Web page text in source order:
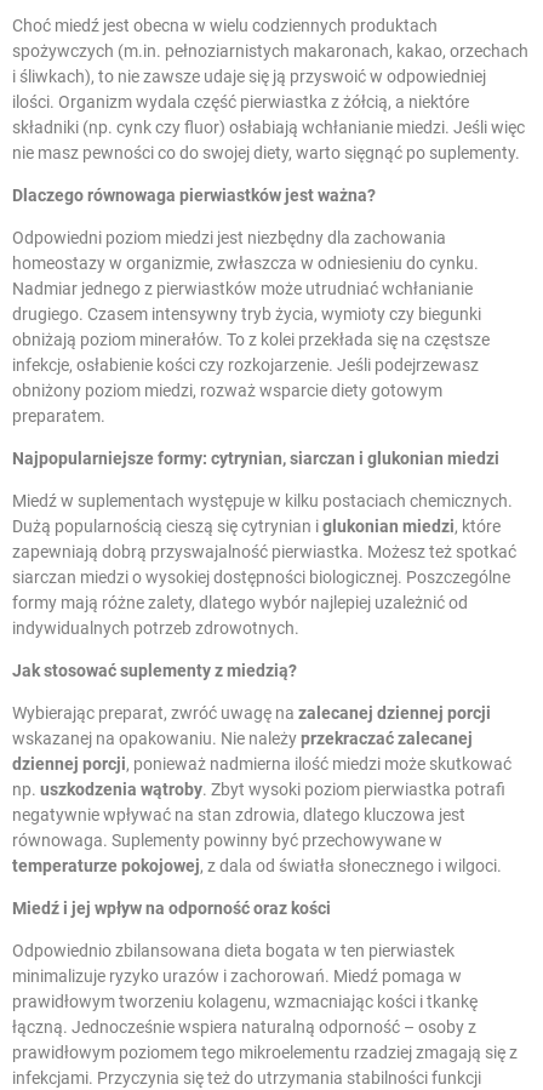
Choć miedź jest obecna w wielu codziennych produktach
spożywczych (m.in. pełnoziarnistych makaronach, kakao, orzechach
i śliwkach), to nie zawsze udaje się ją przyswoić w odpowiedniej
ilości. Organizm wydala część pierwiastka z żółcią, a niektóre
składniki (np. cynk czy fluor) osłabiają wchłanianie miedzi. Jeśli więc
nie masz pewności co do swojej diety, warto sięgnąć po suplementy.
Dlaczego równowaga pierwiastków jest ważna?
Odpowiedni poziom miedzi jest niezbędny dla zachowania
homeostazy w organizmie, zwłaszcza w odniesieniu do cynku.
Nadmiar jednego z pierwiastków może utrudniać wchłanianie
drugiego. Czasem intensywny tryb życia, wymioty czy biegunki
obniżają poziom minerałów. To z kolei przekłada się na częstsze
infekcje, osłabienie kości czy rozkojarzenie. Jeśli podejrzewasz
obniżony poziom miedzi, rozważ wsparcie diety gotowym
preparatem.
Najpopularniejsze formy: cytrynian, siarczan i glukonian miedzi
Miedź w suplementach występuje w kilku postaciach chemicznych.
Dużą popularnością cieszą się cytrynian iglukonian miedzi, które
zapewniają dobrą przyswajalność pierwiastka. Możesz też spotkać
siarczan miedzi o wysokiej dostępności biologicznej. Poszczególne
formy mają różne zalety, dlatego wybór najlepiej uzależnić od
indywidualnych potrzeb zdrowotnych.
Jak stosować suplementy z miedzią?
Wybierając preparat, zwróć uwagę na zalecanej dziennej porcji
wskazanej na opakowaniu. Nie należyprzekraczać zalecanej
dziennej porcji, ponieważ nadmierna ilość miedzi może skutkować
np. uszkodzenia wątroby. Zbyt wysoki poziom pierwiastka potrafi
negatywnie wpływać na stan zdrowia, dlatego kluczowa jest
równowaga. Suplementy powinny być przechowywane w
temperaturze pokojowej, z dala od światła słonecznego i wilgoci.
Miedź i jej wpływ na odporność oraz kości
Odpowiednio zbilansowana dieta bogata w ten pierwiastek
minimalizuje ryzyko urazów i zachorowań. Miedź pomaga w
prawidłowym tworzeniu kolagenu, wzmacniając kości i tkankę
łączną. Jednocześnie wspiera naturalną odporność – osoby z
prawidłowym poziomem tego mikroelementu rzadziej zmagają się z
infekcjami. Przyczynia się też do utrzymania stabilności funkcji